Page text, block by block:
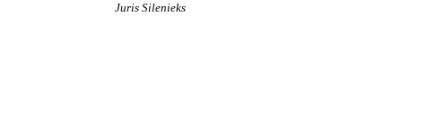
Juris Silenieks